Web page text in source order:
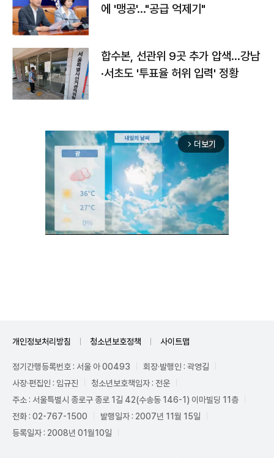
에 '맹공'…"공급 억제기"
합수본, 선관위 9곳 추가 압색…강남
·서초도 '투표율 허위 입력' 정황
arrow_forward_ios 더보기
개인정보처리방침 청소년보호정책 사이트맵
정기간행등록번호 : 서울 아 00493
회장·발행인 : 곽영길
사장·편집인 : 임규진
청소년보호책임자 : 전운
주소 : 서울특별시 종로구 종로 1길 42(수송동 146-1) 이마빌딩 11층
전화 : 02-767-1500
발행일자 : 2007년 11월 15일
등록일자 : 2008년 01월10일